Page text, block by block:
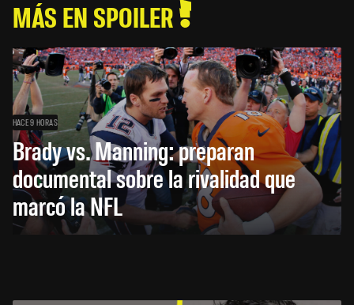
MÁS EN SPOILER
HACE 9 HORAS
Brady vs. Manning: preparan
documental sobre la rivalidad que
marcó la NFL